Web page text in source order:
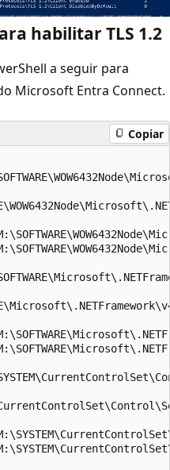
habilitar TLS 1.2
a seguir para
Microsoft Entra Connect.
Copiar